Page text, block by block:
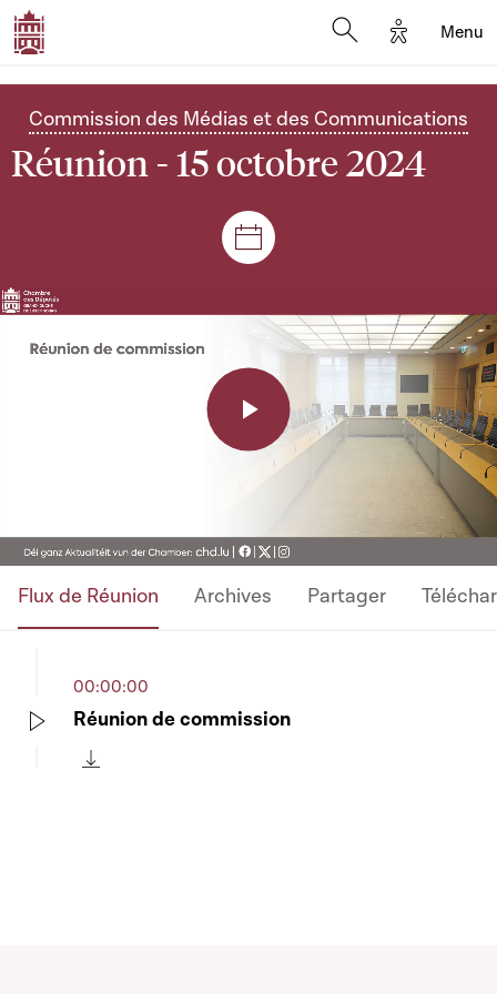
Options
Menu
Commission des Médias et des Communications
Réunion - 15 octobre 2024
Séances et réunions
Play
Flux de Réunion Archives Partager
00:00:00
Réunion de commission